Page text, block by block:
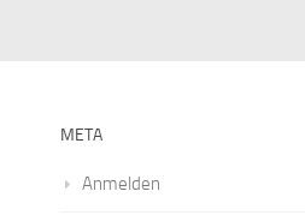
META
Anmelden